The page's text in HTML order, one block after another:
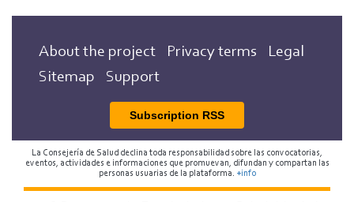
About the project Privacy terms
Legal
Sitemap
Support
Subscription RSS
La Consejería de Salud declina toda responsabilidad sobre las convocatorias,
eventos, actividades e informaciones que promuevan, difundan y compartan las
personas usuarias de la plataforma. +info